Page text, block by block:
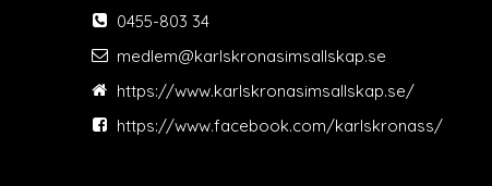
0455-803 34
medlem@karlskronasimsallskap.se
https://www.karlskronasimsallskap.se/
https://www.facebook.com/karlskronass/